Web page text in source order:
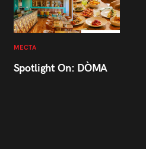
МЕСТА
Spotlight On: DÒMA